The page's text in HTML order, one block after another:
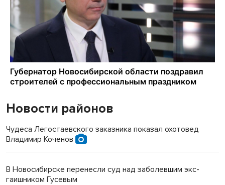
Новости районов
Чудеса Легостаевского заказника показал охотовед
Владимир Коченов
В Новосибирске перенесли суд над заболевшим экс-
гаишником Гусевым